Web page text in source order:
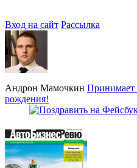
Вход на сайт Рассылка
Андрон Мамочкин Принимает
рождения!